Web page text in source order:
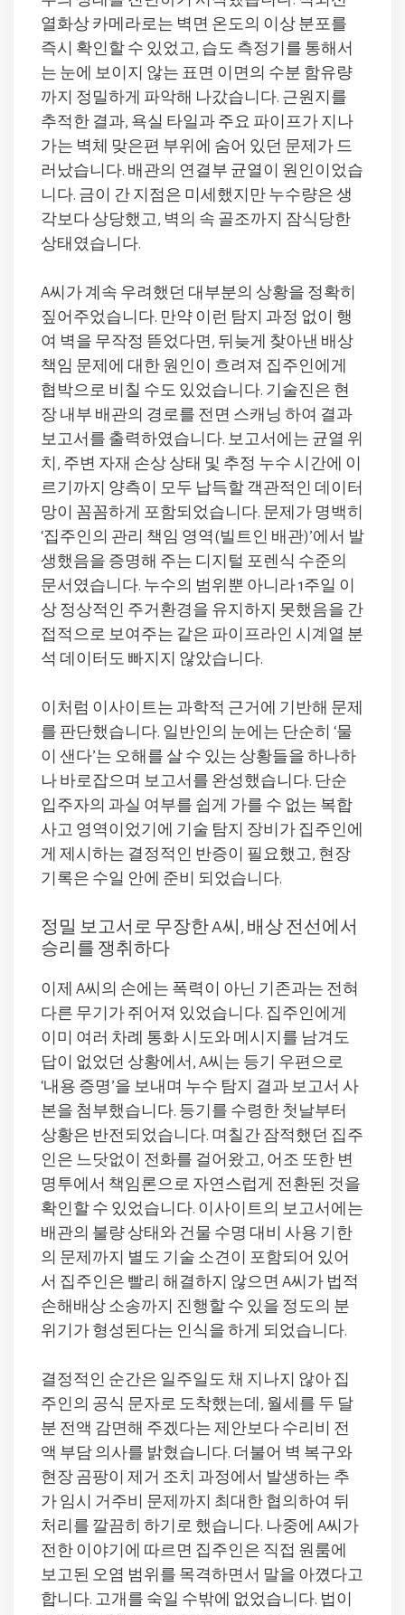
열화상 카메라로는 벽면 온도의 이상 분포를
즉시 확인할 수 있었고, 습도 측정기를 통해서
는 눈에 보이지 않는 표면 이면의 수분 함유량
까지 정밀하게 파악해 나갔습니다. 근원지를
추적한 결과, 욕실 타일과 주요 파이프가 지나
가는 벽체 맞은편 부위에 숨어 있던 문제가 드
러났습니다. 배관의 연결부 균열이 원인이었습
니다. 금이 간 지점은 미세했지만 누수량은 생
각보다 상당했고, 벽의 속 골조까지 잠식당한
상태였습니다.
A씨가 계속 우려했던 대부분의 상황을 정확히
짚어주었습니다. 만약 이런 탐지 과정 없이 행
여 벽을 무작정 뜯었다면, 뒤늦게 찾아낸 배상
책임 문제에 대한 원인이 흐려져 집주인에게
협박으로 비칠 수도 있었습니다. 기술진은 현
장 내부 배관의 경로를 전면 스캐닝 하여 결과
보고서를 출력하였습니다. 보고서에는 균열 위
치, 주변 자재 손상 상태 및 추정 누수 시간에 이
르기까지 양측이 모두 납득할 객관적인 데이터
망이 꼼꼼하게 포함되었습니다. 문제가 명백히
‘집주인의 관리 책임 영역(빌트인 배관)’에서 발
생했음을 증명해 주는 디지털 포렌식 수준의
문서였습니다. 누수의 범위뿐 아니라 1주일 이
상 정상적인 주거환경을 유지하지 못했음을 간
접적으로 보여주는 같은 파이프라인 시계열 분
석 데이터도 빠지지 않았습니다.
이처럼 이사이트는 과학적 근거에 기반해 문제
를 판단했습니다. 일반인의 눈에는 단순히 ‘물
이 샌다’는 오해를 살 수 있는 상황들을 하나하
나 바로잡으며 보고서를 완성했습니다. 단순
입주자의 과실 여부를 쉽게 가를 수 없는 복합
사고 영역이었기에 기술 탐지 장비가 집주인에
게 제시하는 결정적인 반증이 필요했고, 현장
기록은 수일 안에 준비 되었습니다.
정밀 보고서로 무장한 A씨, 배상 전선에서
승리를 쟁취하다
이제 A씨의 손에는 폭력이 아닌 기존과는 전혀
다른 무기가 쥐어져 있었습니다. 집주인에게
이미 여러 차례 통화 시도와 메시지를 남겨도
답이 없었던 상황에서, A씨는 등기 우편으로
‘내용 증명’을 보내며 누수 탐지 결과 보고서 사
본을 첨부했습니다. 등기를 수령한 첫날부터
상황은 반전되었습니다. 며칠간 잠적했던 집주
인은 느닷없이 전화를 걸어왔고, 어조 또한 변
명투에서 책임론으로 자연스럽게 전환된 것을
확인할 수 있었습니다. 이사이트의 보고서에는
배관의 불량 상태와 건물 수명 대비 사용 기한
의 문제까지 별도 기술 소견이 포함되어 있어
서 집주인은 빨리 해결하지 않으면 A씨가 법적
손해배상 소송까지 진행할 수 있을 정도의 분
위기가 형성된다는 인식을 하게 되었습니다.
결정적인 순간은 일주일도 채 지나지 않아 집
주인의 공식 문자로 도착했는데, 월세를 두 달
분 전액 감면해 주겠다는 제안보다 수리비 전
액 부담 의사를 밝혔습니다. 더불어 벽 복구와
현장 곰팡이 제거 조치 과정에서 발생하는 추
가 임시 거주비 문제까지 최대한 협의하여 뒤
처리를 깔끔히 하기로 했습니다. 나중에 A씨가
전한 이야기에 따르면 집주인은 직접 원룸에
보고된 오염 범위를 목격하면서 말을 아꼈다고
합니다. 고개를 숙일 수밖에 없었습니다. 법이